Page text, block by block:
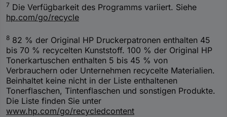
7 Die Verfügbarkeit des Programms variiert. Siehe
hp.com/go/recycle
8 82 % der Original HP Druckerpatronen enthalten 45
bis 70 % recycelten Kunststoff. 100 % der Original HP
Tonerkartuschen enthalten 5 bis 45 % von
Verbrauchern oder Unternehmen recycelte Materialien.
Beinhaltet keine nicht in der Liste enthaltenen
Tonerflaschen, Tintenflaschen und sonstigen Produkte.
Die Liste finden Sie unter
www.hp.com/go/recycledcontent